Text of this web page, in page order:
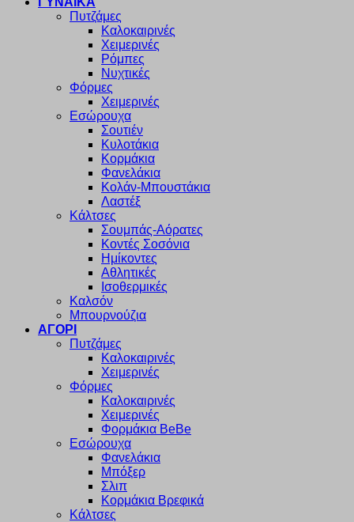
Πυτζάμες
Καλοκαιρινές
Χειμερινές
Ρόμπες
Νυχτικές
Φόρμες
Χειμερινές
Εσώρουχα
Σουτιέν
Κυλοτάκια
Κορμάκια
Φανελάκια
Κολάν-Μπουστάκια
Λαστέξ
Κάλτσες
Σουμπάς-Αόρατες
Κοντές Σοσόνια
Ημίκοντες
Αθλητικές
Ισοθερμικές
Καλσόν
Μπουρνούζια
ΑΓΟΡΙ
Πυτζάμες
Καλοκαιρινές
Χειμερινές
Φόρμες
Καλοκαιρινές
Χειμερινές
Φορμάκια BeBe
Εσώρουχα
Φανελάκια
Μπόξερ
Σλιπ
Κορμάκια Βρεφικά
Κάλτσες